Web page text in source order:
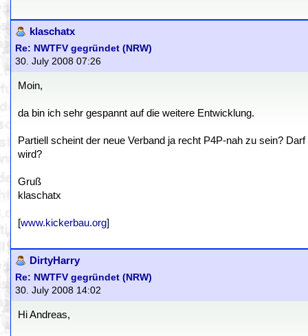
klaschatx
Re: NWTFV gegründet (NRW)
30. July 2008 07:26
Moin,
da bin ich sehr gespannt auf die weitere Entwicklung.
Partiell scheint der neue Verband ja recht P4P-nah zu sein?
wird?
Gruß
klaschatx
[www.kickerbau.org]
DirtyHarry
Re: NWTFV gegründet (NRW)
30. July 2008 14:02
Hi Andreas,